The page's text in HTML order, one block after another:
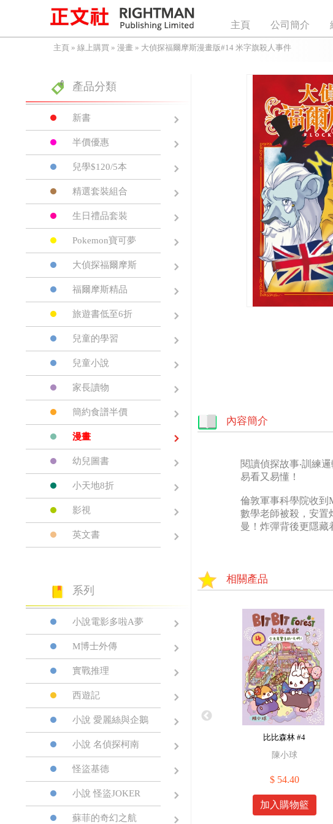
主頁 公司簡介
主頁 » 線上購買 » 漫畫 » 大偵探福爾摩斯漫畫版#14 米字旗殺人事件
產品分類
新書
半價優惠
兒學$120/5本
精選套裝組合
生日禮品套裝
Pokemon寶可夢
大偵探福爾摩斯
福爾摩斯精品
旅遊書低至6折
兒童的學習
兒童小說
家長讀物
簡約食譜半價
漫畫
幼兒圖書
小天地8折
影視
英文書
系列
小說電影多啦A夢
M博士外傳
實戰推理
西遊記
小說 愛麗絲與企鵝
小說 名偵探柯南
怪盜基德
小說 怪盜JOKER
蘇菲的奇幻之航
內容簡介
閱讀偵探故事‧訓練
易看又易懂！
倫敦軍事科學院收到
數學老師被殺，安置
曼！炸彈背後更隱藏
相關產品
比比森林 #4
陳小球
$ 54.40
加入購物籃